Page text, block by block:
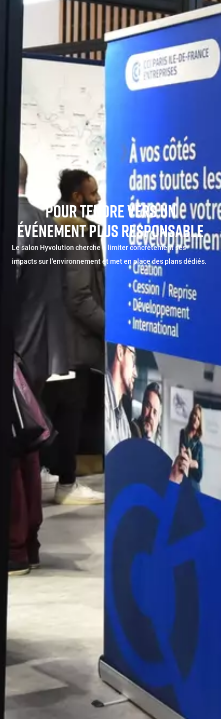
POUR TENDRE VERS UN
ÉVÉNEMENT PLUS RESPONSABLE
Le salon Hyvolution cherche à limiter concrètement ses
impacts sur l'environnement et met en place des plans dédiés.